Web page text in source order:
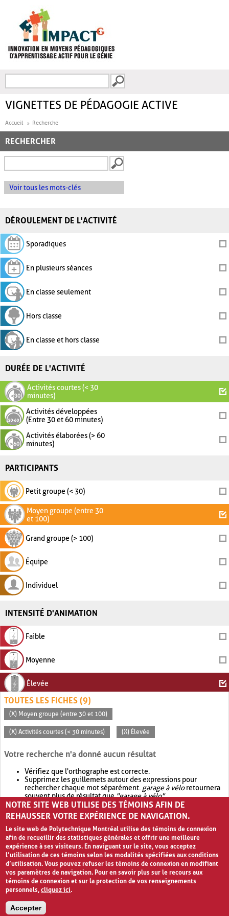
FORMULAIRE DE
VIGNETTES DE PÉDAGOGIE ACTIVE
Accueil Recherche
RECHERCHER
Voir tous les mots-clés
DÉROULEMENT DE L'ACTIVITÉ
Sporadiques
En plusieurs séances
En classe seulement
Hors classe
En classe et hors classe
DURÉE DE L'ACTIVITÉ
Activités courtes (< 30
minutes)
Activités développées
(Entre 30 et 60 minutes)
Activités élaborées (> 60
minutes)
PARTICIPANTS
Petit groupe (< 30)
Moyen groupe (entre 30
et 100)
Grand groupe (> 100)
Équipe
Individuel
INTENSITÉ D'ANIMATION
Faible
Moyenne
Élevée
TOUTES LES FICHES (9)
(X) Moyen groupe (entre 30 et 100)
(X) Activités courtes (< 30 minutes) (X) Élevée
Votre recherche n'a donné aucun résultat
Vérifiez que l'orthographe est correcte.
Supprimez les guillemets autour des expressions pour
rechercher chaque mot séparément. garage à véloretournera
souvent plus de résultat que"garage à vélo".
Envisagez d'élargir votre recherche avec OR.garage OR vélo
retournera souvent plus de résultat quegarage à vélo
NOTRE SITE WEB UTILISE DES TÉMOINS AFIN DE
REHAUSSER VOTRE EXPÉRIENCE DE NAVIGATION.
Le site web de Polytechnique Montréal utilise des témoins de connexion
afin de recueillir des statistiques générales et offrir une meilleure
expérience à ses visiteurs. En naviguant sur le site, vous acceptez
l’utilisation de ces témoins selon les modalités spécifiées aux conditions
d’utilisation. Vous pouvez refuser les témoins de connexion en modifiant
vos paramètres de navigation. Pour en savoir plus sur le recours aux
témoins de connexion et sur la protection de vos renseignements
personnels,cliquez ici.
Accepter